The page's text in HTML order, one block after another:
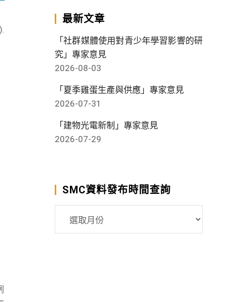
最新文章
「社群媒體使用對青少年學習影響的研
究」專家意見
2026-08-03
「夏季雞蛋生產與供應」專家意見
2026-07-31
「建物光電新制」專家意見
2026-07-29
SMC資料發布時間查詢